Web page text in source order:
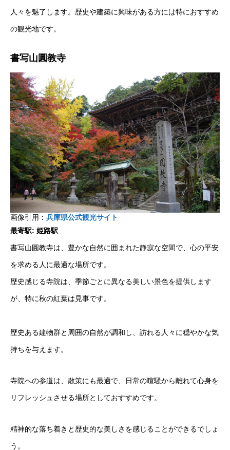
人々を魅了します。歴史や建築に興味がある方には特におすすめ
の観光地です。
書写山圓教寺
画像引用： 兵庫県公式観光サイト
最寄駅: 姫路駅
書写山圓教寺は、豊かな自然に囲まれた静寂な空間で、心の平安
を求める人に最適な場所です。
歴史感じる寺院は、季節ごとに異なる美しい景色を提供します
が、特に秋の紅葉は見事です。
歴史ある建物群と周囲の自然が調和し、訪れる人々に穏やかな気
持ちを与えます。
寺院への参道は、散策にも最適で、日常の喧騒から離れて心身を
リフレッシュさせる場所としておすすめです。
精神的な落ち着きと歴史的な美しさを感じることができるでしょ
う。